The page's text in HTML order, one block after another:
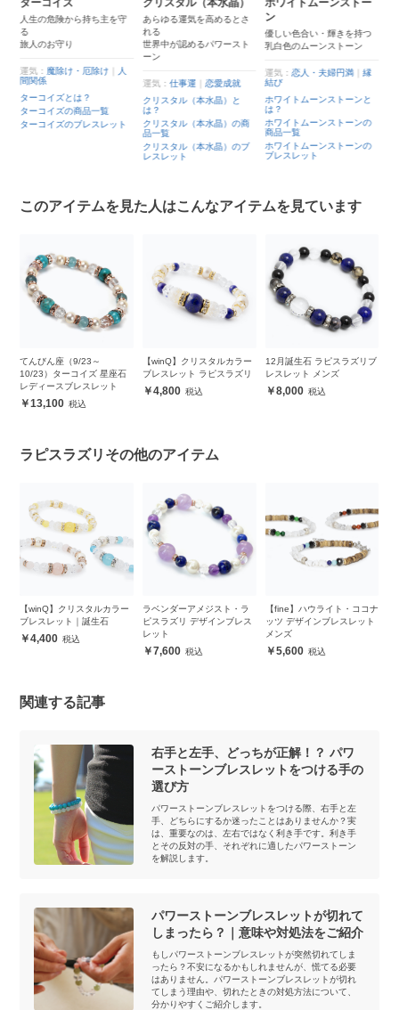
ターコイズ
人生の危険から持ち主を守
る
旅人のお守り
運気： 魔除け・厄除け
人
間関係
ターコイズとは？
ターコイズの商品一覧
ターコイズのブレスレット
クリスタル（本水晶）
あらゆる運気を高めるとさ
れる
世界中が認めるパワースト
ーン
運気：仕事運 ｜恋愛成就
クリスタル（本水晶）と
は？
クリスタル（本水晶）の商
品一覧
クリスタル（本水晶）のブ
レスレット
ホワイトムーンストー
ン
優しい色合い・輝きを持つ
乳白色のムーンストーン
運気：恋人・夫婦円満 ｜縁
結び
ホワイトムーンストーンと
は？
ホワイトムーンストーンの
商品一覧
ホワイトムーンストーンの
ブレスレット
このアイテムを見た人はこんなアイテムを見ています
てんびん座（9/23～
10/23）ターコイズ 星座石
レディースブレスレット
13,100
【winQ】クリスタルカラー
ブレスレット ラピスラズリ
4,800
12月誕生石 ラピスラズリブ
レスレット メンズ
8,000
ラピスラズリその他のアイテム
【winQ】クリスタルカラー
ブレスレット｜誕生石
4,400
ラベンダーアメジスト・ラ
ピスラズリ デザインブレス
レット
7,600
【fine】ハウライト・ココナ
ッツ デザインブレスレット
メンズ
5,600
関連する記事
右手と左手、どっちが正解！？ パワ
ーストーンブレスレットをつける手の
選び方
パワーストーンブレスレットをつける際、右手と左
手、どちらにするか迷ったことはありませんか？実
は、重要なのは、左右ではなく利き手です。利き手
とその反対の手、それぞれに適したパワーストーン
を解説します。
パワーストーンブレスレットが切れて
しまったら？｜意味や対処法をご紹介
もしパワーストーンブレスレットが突然切れてしま
ったら？不安になるかもしれませんが、慌てる必要
はありません。パワーストーンブレスレットが切れ
てしまう理由や、切れたときの対処方法について、
分かりやすくご紹介します。